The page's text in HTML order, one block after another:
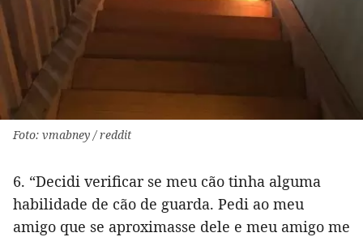
Foto: vmabney / reddit
6. “Decidi verificar se meu cão tinha alguma
habilidade de cão de guarda. Pedi ao meu
amigo que se aproximasse dele e meu amigo me